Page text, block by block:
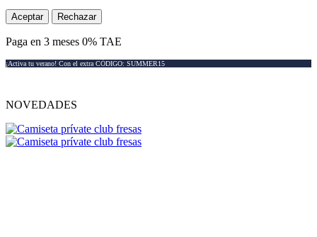
Aceptar Rechazar
Paga en 3 meses 0% TAE
¡Activa tu verano! Con el extra CÓDIGO: SUMMER15
NOVEDADES